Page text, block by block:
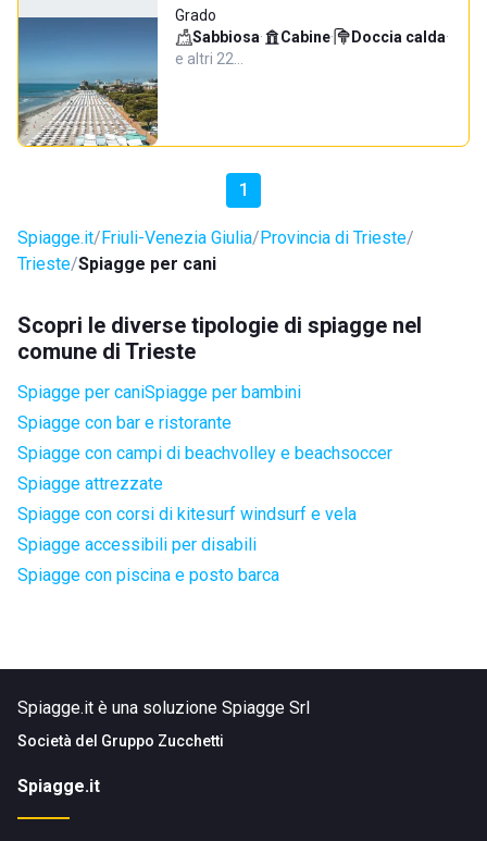
Grado
Sabbiosa· Cabine· Doccia calda·
e altri 22…
1
Spiagge.it Friuli-Venezia Giulia Provincia di Trieste
Trieste Spiagge per cani
Scopri le diverse tipologie di spiagge nel
comune di Trieste
Spiagge per caniSpiagge per bambini
Spiagge con bar e ristorante
Spiagge con campi di beachvolley e beachsoccer
Spiagge attrezzate
Spiagge con corsi di kitesurf windsurf e vela
Spiagge accessibili per disabili
Spiagge con piscina e posto barca
Spiagge.it è una soluzione Spiagge Srl
Società del Gruppo Zucchetti
Spiagge.it